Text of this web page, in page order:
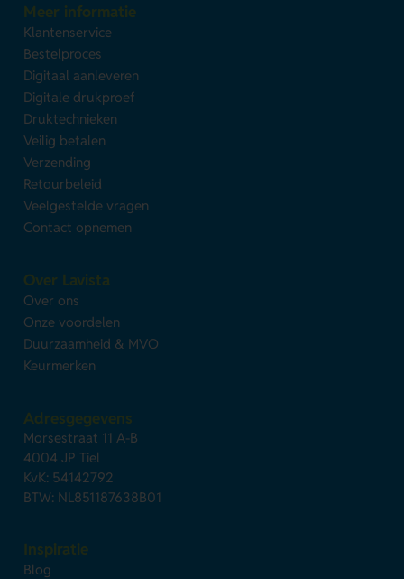
Meer informatie
Klantenservice
Bestelproces
Digitaal aanleveren
Digitale drukproef
Druktechnieken
Veilig betalen
Verzending
Retourbeleid
Veelgestelde vragen
Contact opnemen
Over Lavista
Over ons
Onze voordelen
Duurzaamheid & MVO
Keurmerken
Adresgegevens
Morsestraat 11 A-B
4004 JP Tiel
KvK: 54142792
BTW: NL851187638B01
Inspiratie
Blog